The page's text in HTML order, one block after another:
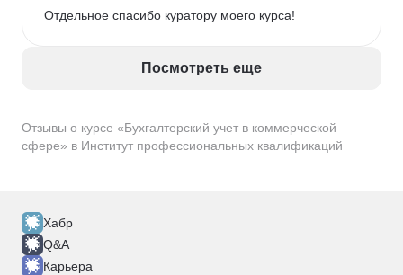
Отзывы о курсе «Бухгалтерский учет в коммерческой
сфере» в Институт профессиональных квалификаций
Отдельное спасибо куратору моего курса!
Посмотреть еще
Хабр
Q&A
Карьера